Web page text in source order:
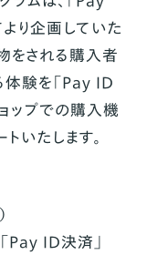
り企画していた
をされる購入者
験を「Pay ID
ップでの購入機
いたします。
ID決済」